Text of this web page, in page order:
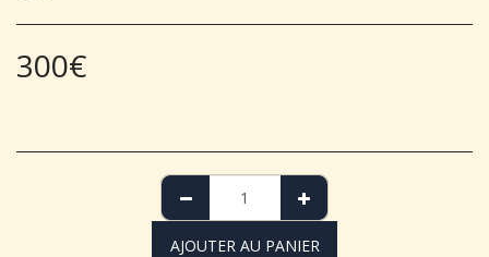
300€
AJOUTER AU PANIER